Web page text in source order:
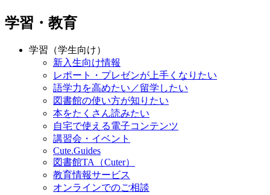
学習・教育
学習（学生向け）
新入生向け情報
レポート・プレゼンが上手くなりたい
語学力を高めたい／留学したい
図書館の使い方が知りたい
本をたくさん読みたい
自宅で使える電子コンテンツ
講習会・イベント
Cute.Guides
図書館TA（Cuter）
教育情報サービス
オンラインでのご相談